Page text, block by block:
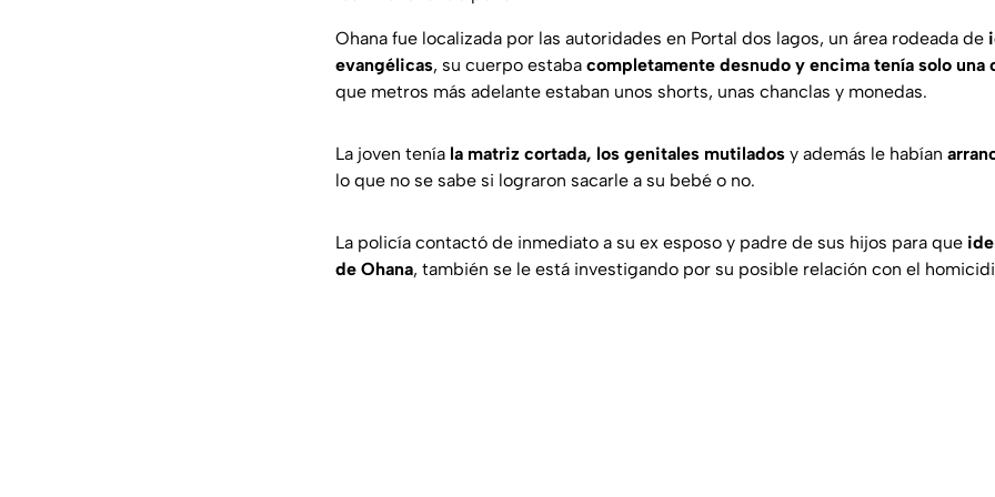
Ohana fue localizada por las autoridades en Portal dos lagos, un área rodeada de
evangélicas, su cuerpo estaba completamente desnudo y encima tenía solo una
que metros más adelante estaban unos shorts, unas chanclas y monedas.
La joven tenía la matriz cortada, los genitales mutilados y además le habían
lo que no se sabe si lograron sacarle a su bebé o no.
La policía contactó de inmediato a su ex esposo y padre de sus hijos para que
de Ohana, también se le está investigando por su posible relación con el